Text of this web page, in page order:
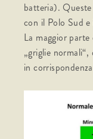
batteria).
con il Polo Sud
La maggior
„griglie
in